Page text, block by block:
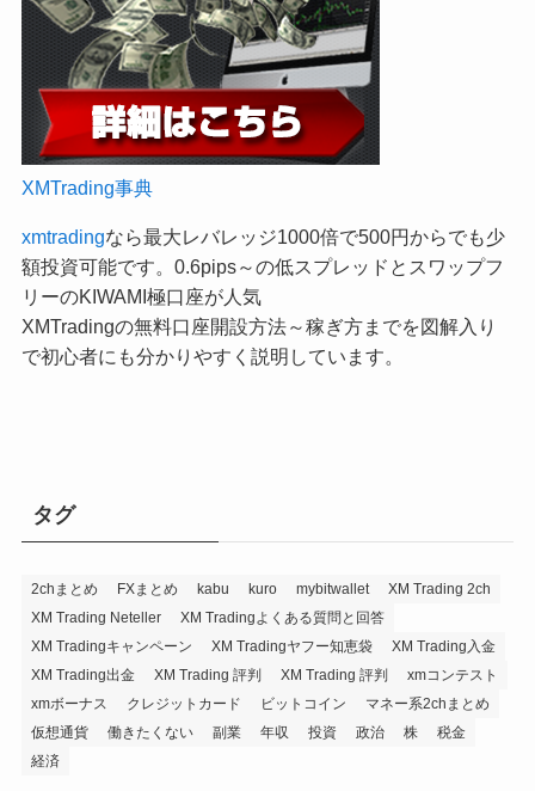
XMTrading事典
xmtradingなら最大レバレッジ1000倍で500円からでも少
額投資可能です。0.6pips～の低スプレッドとスワップフ
リーのKIWAMI極口座が人気
XMTradingの無料口座開設方法～稼ぎ方までを図解入り
で初心者にも分かりやすく説明しています。
タグ
2chまとめ FXまとめ kabu kuro mybitwallet
XM Trading 2ch
XM Trading Neteller
XM Tradingよくある質問と回答
XM Tradingキャンペーン
XM Tradingヤフー知恵袋
XM Trading入金
XM Trading出金
XM Trading 評判 XM Trading 評判
xmコンテスト
xmボーナス
クレジットカード ビットコイン
マネー系2chまとめ
仮想通貨
働きたくない 副業 年収 投資 政治 株
税金
経済